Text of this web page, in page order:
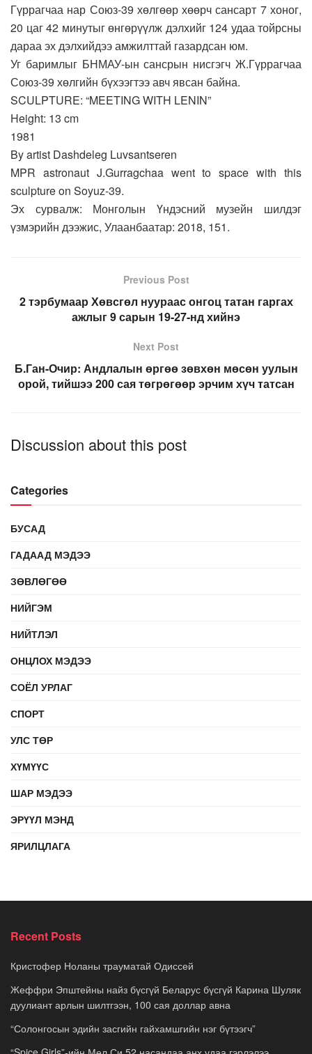
Гүррагчаа нар Союз-39 хөлгөөр хөөрч сансарт 7 хоног,
20 цаг 42 минутыг өнгөрүүлж дэлхийг 124 удаа тойрсны
дараа эх дэлхийдээ амжилттай газардсан юм.
Уг баримлыг БНМАУ-ын сансрын нисгэгч Ж.Гүррагчаа
Союз-39 хөлгийн бүхээгтээ авч явсан байна.
SCULPTURE: “MEETING WITH LENIN”
Height: 13 cm
1981
By artist Dashdeleg Luvsantseren
MPR astronaut J.Gurragchaa went to space with this
sculpture on Soyuz-39.
Эх сурвалж: Монголын Үндэсний музейн шилдэг
үзмэрийн дээжис, Улаанбаатар: 2018, 151.
Previous Post
2 тэрбумаар Хөвсгөл нуураас онгоц татан гаргах
ажлыг 9 сарын 19-27-нд хийнэ
Next Post
Б.Ган-Очир: Андлалын өргөө зөвхөн мөсөн уулын
орой, тийшээ 200 сая төгрөгөөр эрчим хүч татсан
Discussion about this post
Categories
БУСАД
ГАДААД МЭДЭЭ
ЗӨВЛӨГӨӨ
НИЙГЭМ
НИЙТЛЭЛ
ОНЦЛОХ МЭДЭЭ
СОЁЛ УРЛАГ
СПОРТ
УЛС ТӨР
ХҮМҮҮС
ШАР МЭДЭЭ
ЭРҮҮЛ МЭНД
ЯРИЛЦЛАГА
Recent Posts
Кристофер Ноланы трауматай Одиссей
Жеффри Эпштейны найз бүсгүй Беларус бүсгүй Карина Шуляк
дуулиант арлын шилтгээн, 100 сая доллар авна
“Солонгосын эдийн засгийн гайхамшгийн нэг бүтээгч”